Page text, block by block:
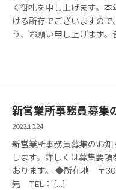
く御礼を申し上げます。
ける所存でございますの
う、お願い申し上げます。
新営業所事務員募集
2023.10.24
新営業所事務員募集のお
します。詳しくは募集要
おります。 ◆所在地 〒
先 TEL： […]